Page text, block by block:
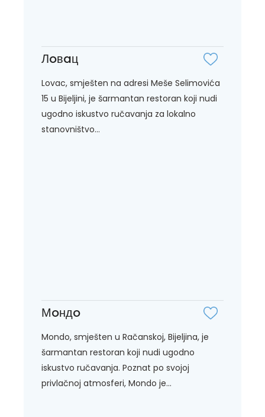
Лoвaц
Lovac, smješten na adresi Meše Selimovića
15 u Bijeljini, je šarmantan restoran koji nudi
ugodno iskustvo ručavanja za lokalno
stanovništvo...
Мoндo
Mondo, smješten u Račanskoj, Bijeljina, je
šarmantan restoran koji nudi ugodno
iskustvo ručavanja. Poznat po svojoj
privlačnoj atmosferi, Mondo je...